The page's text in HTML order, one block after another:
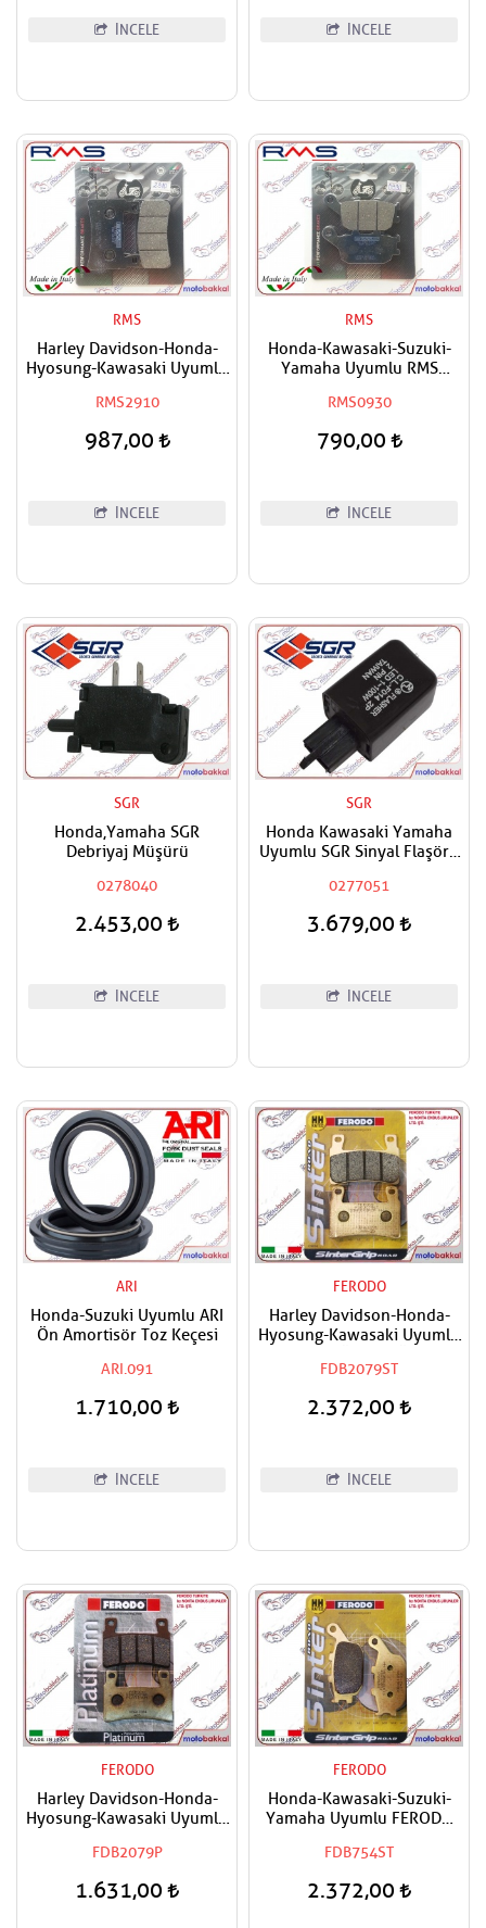
İNCELE İNCELE
RMS
Harley Davidson-Honda-
Hyosung-Kawasaki Uyumlu
Fren Balatası
RMS2910
987,00
İNCELE
RMS
Honda-Kawasaki-Suzuki-
Yamaha Uyumlu RMS
RMS0930
790,00
İNCELE
SGR
Honda,Yamaha SGR
Debriyaj Müşürü
0278040
2.453,00
İNCELE
SGR
Honda Kawasaki Yamaha
Uyumlu SGR Sinyal Flaşörü
0277051
3.679,00
İNCELE
ARI
Honda-Suzuki Uyumlu ARI
Ön Amortisör Toz Keçesi
ARI.091
1.710,00
İNCELE
FERODO
Harley Davidson-Honda-
Hyosung-Kawasaki Uyumlu
Sinter Fren Balatası
FDB2079ST
2.372,00
İNCELE
FERODO
Harley Davidson-Honda-
Hyosung-Kawasaki Uyumlu
Organik Fren Balatası
FDB2079P
1.631,00
FERODO
Honda-Kawasaki-Suzuki-
Yamaha Uyumlu FERODO
FDB754ST
2.372,00